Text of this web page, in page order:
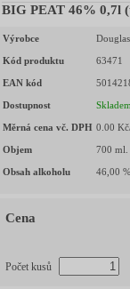
BIG PEAT 46% 0,7l
Výrobce
Kód produktu 63471
EAN kód
Dostupnost
Měrná cena vč. DPH 0.00
Objem 700 ml.
Obsah alkoholu 46,00
Cena
Počet kusů